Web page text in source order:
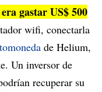
gastar US$ 500
wifi, conectarla
de Helium,
Un inversor de
recuperar su